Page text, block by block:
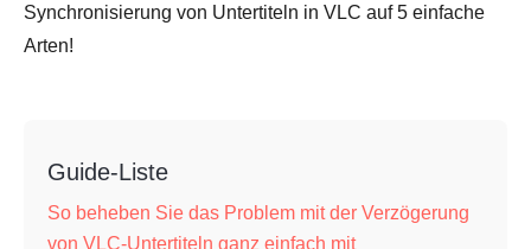
Synchronisierung von Untertiteln in VLC auf 5 einfache
Arten!
Guide-Liste
So beheben Sie das Problem mit der Verzögerung
von VLC-Untertiteln ganz einfach mit